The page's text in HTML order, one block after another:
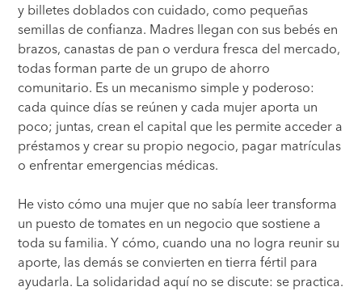
y billetes doblados con cuidado, como pequeñas
semillas de confianza. Madres llegan con sus bebés en
brazos, canastas de pan o verdura fresca del mercado,
todas forman parte de un grupo de ahorro
comunitario. Es un mecanismo simple y poderoso:
cada quince días se reúnen y cada mujer aporta un
poco; juntas, crean el capital que les permite acceder a
préstamos y crear su propio negocio, pagar matrículas
o enfrentar emergencias médicas.
He visto cómo una mujer que no sabía leer transforma
un puesto de tomates en un negocio que sostiene a
toda su familia. Y cómo, cuando una no logra reunir su
aporte, las demás se convierten en tierra fértil para
ayudarla. La solidaridad aquí no se discute: se practica.